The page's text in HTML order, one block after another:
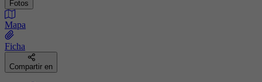
Fotos
Mapa
Ficha
Compartir en